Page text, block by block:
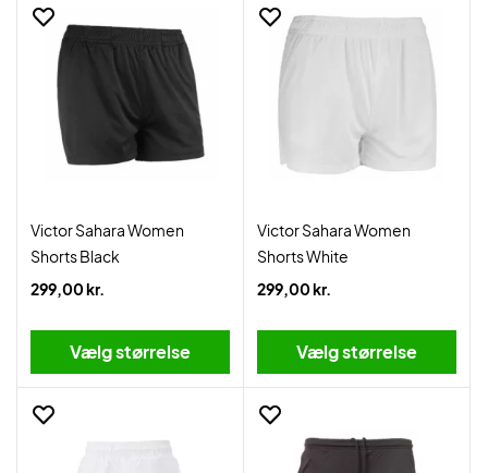
Victor Sahara Women
Shorts Black
299,00 kr.
Vælg størrelse
Victor Sahara Women
Shorts White
299,00 kr.
Vælg størrelse